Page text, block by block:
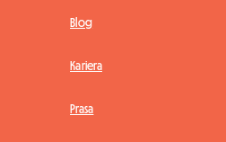
Blog
Kariera
Prasa